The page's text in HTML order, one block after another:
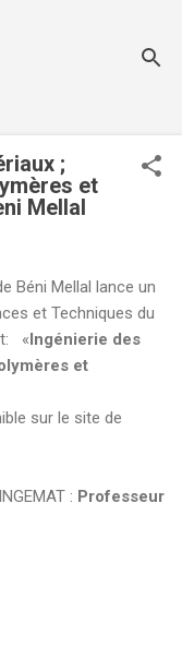
;
et
Mellal
Béni Mellal lance un
et Techniques du
«Ingénierie des
et
sur le site de
: Professeur